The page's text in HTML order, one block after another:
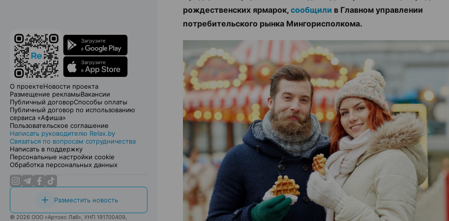
О проектеНовости проекта
Размещение рекламыВакансии
Публичный договорСпособы оплаты
Публичный договор по использованию
сервиса «Афиша»
Пользовательское соглашение
Написать руководителю Relax.by
Связаться по вопросам сотрудничества
Написать в поддержку
Персональные настройки cookie
Обработка персональных данных
Разместить новость
© 2026 ООО «Артокс Лаб», УНП 191700409,
рождественских ярмарок, сообщили в Главном управлении
потребительского рынка Мингорисполкома.